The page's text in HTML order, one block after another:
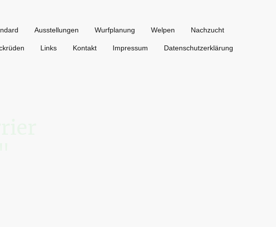
Ausstellungen Wurfplanung Welpen Nachzucht
Links Kontakt Impressum Datenschutzerklärung